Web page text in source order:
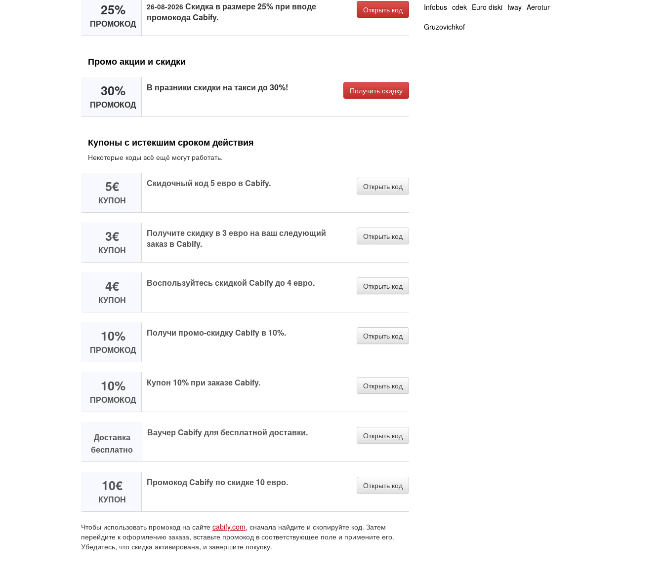
25%
ПРОМОКОД
26-08-2026 Скидка в размере 25% при вводе
промокода Cabify.
Открыть код
Промо акции и скидки
30%
ПРОМОКОД
В празники скидки на такси до 30%! Получить скидку
Купоны с истекшим сроком действия
Некоторые коды всё ещё могут работать.
5€
КУПОН
Скидочный код 5 евро в Cabify. Открыть код
3€
КУПОН
Получите скидку в 3 евро на ваш следующий
заказ в Cabify.
Открыть код
4€
КУПОН
Воспользуйтесь скидкой Cabify до 4 евро. Открыть код
10%
ПРОМОКОД
Получи промо-скидку Cabify в 10%. Открыть код
10%
ПРОМОКОД
Купон 10% при заказе Cabify. Открыть код
Доставка
бесплатно
Ваучер Cabify для бесплатной доставки. Открыть код
10€
КУПОН
Промокод Cabify по скидке 10 евро. Открыть код
Чтобы использовать промокод на сайте cabify.com, сначала найдите и скопируйте код. Затем
перейдите к оформлению заказа, вставьте промокод в соответствующее поле и примените его.
Убедитесь, что скидка активирована, и завершите покупку.
Infobus cdek Euro diski Iway Aerotur
Gruzovichkof